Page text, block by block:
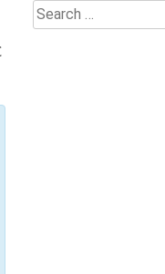
Search
for: